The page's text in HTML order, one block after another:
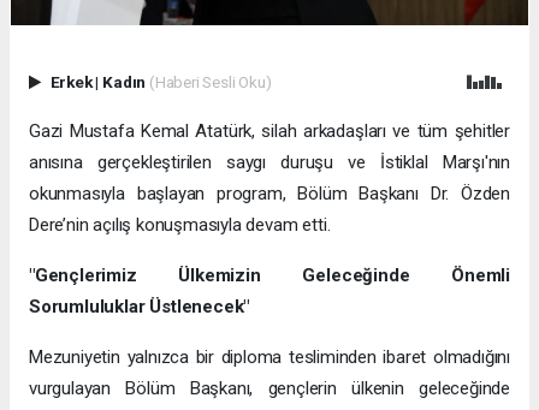
Erkek| Kadın (Haberi Sesli Oku)
Gazi Mustafa Kemal Atatürk, silah arkadaşları ve tüm şehitler
anısına gerçekleştirilen saygı duruşu ve İstiklal Marşı'nın
okunmasıyla başlayan program, Bölüm Başkanı Dr. Özden
Dere’nin açılış konuşmasıyla devam etti.
"Gençlerimiz Ülkemizin Geleceğinde Önemli
Sorumluluklar Üstlenecek"
Mezuniyetin yalnızca bir diploma tesliminden ibaret olmadığını
vurgulayan Bölüm Başkanı, gençlerin ülkenin geleceğinde